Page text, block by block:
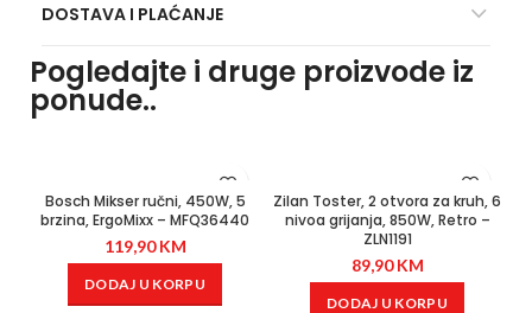
DOSTAVA I PLAĆANJE
Pogledajte i druge proizvode iz
ponude..
Bosch Mikser ručni, 450W, 5
brzina, ErgoMixx – MFQ36440
119,90KM
DODAJ U KORPU
Zilan Toster, 2 otvora za kruh, 6
nivoa grijanja, 850W, Retro –
ZLN1191
89,90KM
DODAJ U KORPU